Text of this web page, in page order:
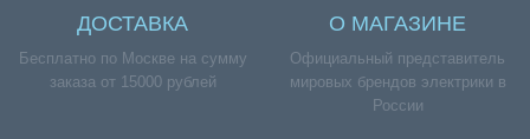
ДОСТАВКА
Бесплатно по Москве на сумму
заказа от 15000 рублей
О МАГАЗИНЕ
Официальный представитель
мировых брендов электрики в
России